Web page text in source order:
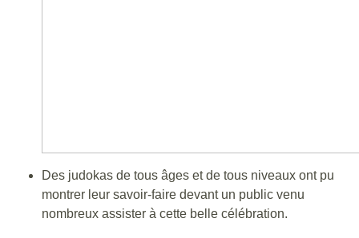
Des judokas de tous âges et de tous niveaux ont pu
montrer leur savoir-faire devant un public venu
nombreux assister à cette belle célébration.